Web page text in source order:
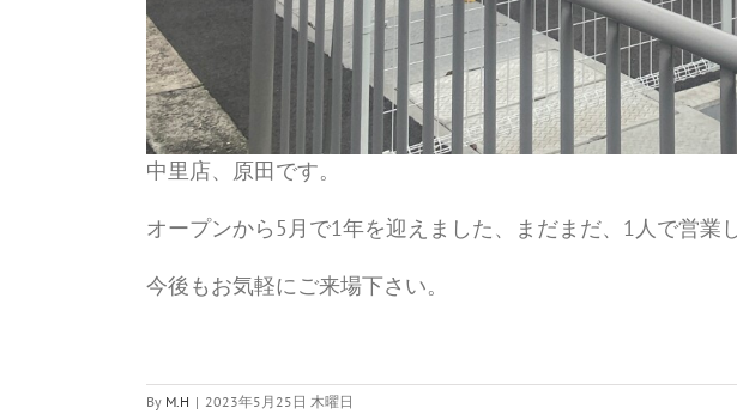
中里店、原田です。
オープンから5月で1年を迎えました、まだまだ、1人で営業
今後もお気軽にご来場下さい。
By M.H | 2023年5月25日 木曜日